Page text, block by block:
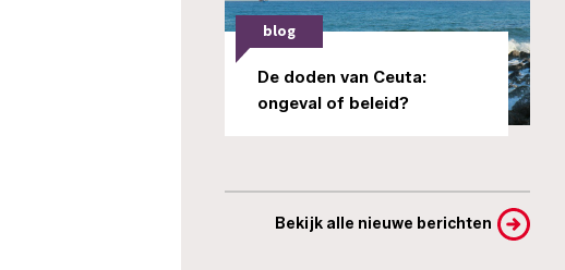
blog
De doden van Ceuta:
ongeval of beleid?
Bekijk alle nieuwe berichten